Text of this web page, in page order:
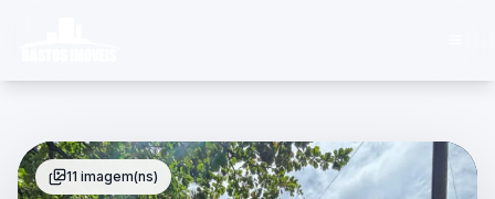
11 imagem(ns)